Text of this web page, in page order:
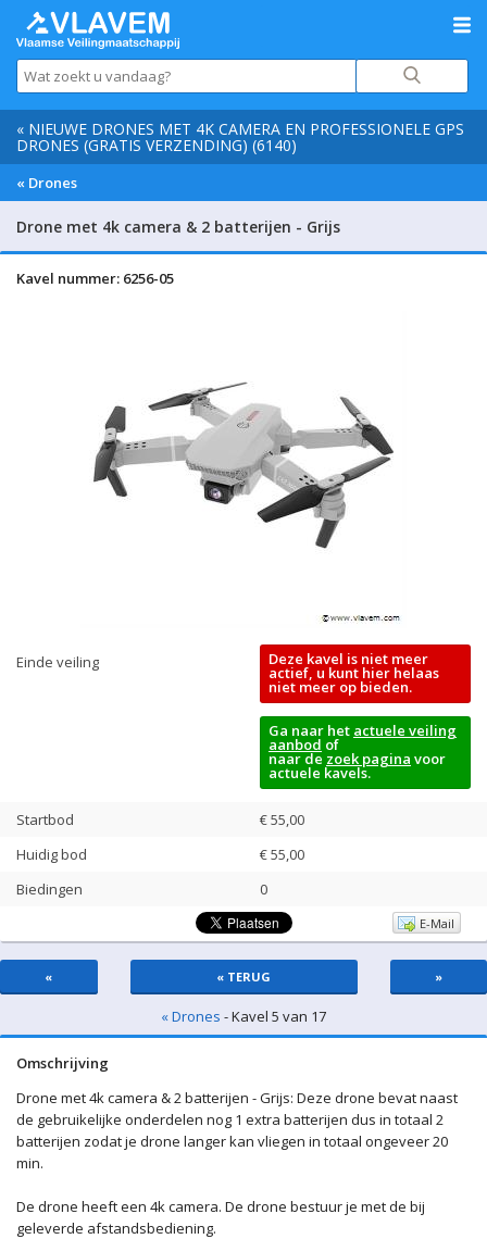
« NIEUWE DRONES MET 4K CAMERA EN PROFESSIONELE GPS
DRONES (GRATIS VERZENDING) (6140)
« Drones
Drone met 4k camera & 2 batterijen - Grijs
Kavel nummer: 6256-05
Einde veiling Deze kavel is niet meer
actief, u kunt hier helaas
niet meer op bieden.
Ga naar het actuele veiling
aanbod of
naar de zoek pagina voor
actuele kavels.
Startbod
€ 55,00
Huidig bod
€55,00
Biedingen
0
E-Mail
« « TERUG »
« Drones - Kavel 5 van 17
Omschrijving
Drone met 4k camera & 2 batterijen - Grijs: Deze drone bevat naast
de gebruikelijke onderdelen nog 1 extra batterijen dus in totaal 2
batterijen zodat je drone langer kan vliegen in totaal ongeveer 20
min.
De drone heeft een 4k camera. De drone bestuur je met de bij
geleverde afstandsbediening.